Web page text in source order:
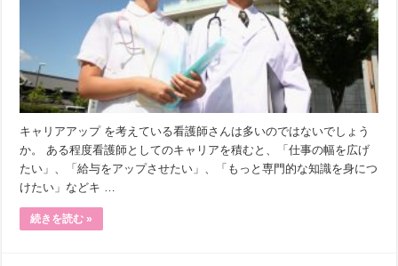
キャリアアップ を考えている看護師さんは多いのではないでしょう
か。 ある程度看護師としてのキャリアを積むと、「仕事の幅を広げ
たい」、「給与をアップさせたい」、「もっと専門的な知識を身につ
けたい」などキ …
続きを読む »